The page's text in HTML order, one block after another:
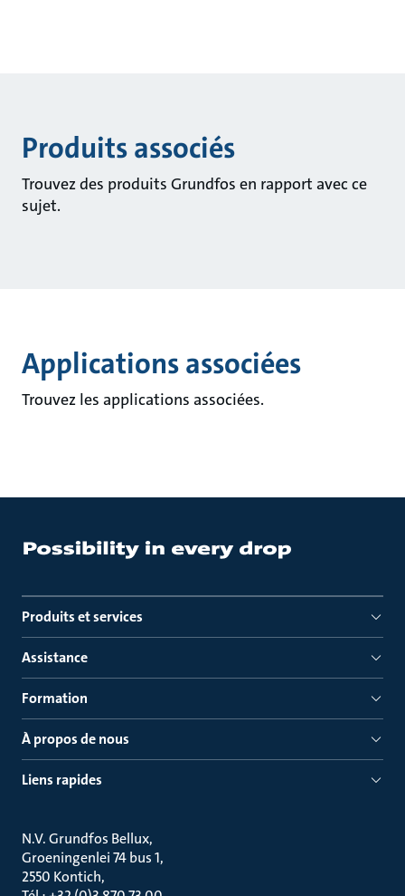
Produits associés
Trouvez des produits Grundfos en rapport avec ce
sujet.
Applications associées
Trouvez les applications associées.
Produits et services
Assistance
Formation
À propos de nous
Liens rapides
N.V. Grundfos Bellux
Groeningenlei 74 bus 1
2550 Kontich